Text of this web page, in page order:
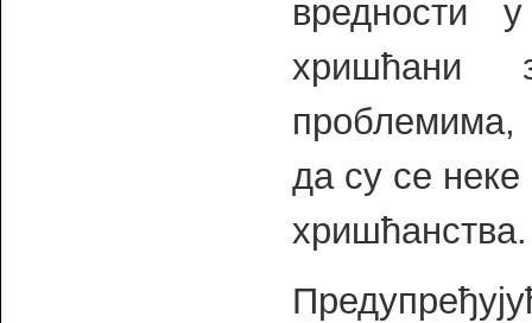
вредности
хришћани
да су се
хришћанства.